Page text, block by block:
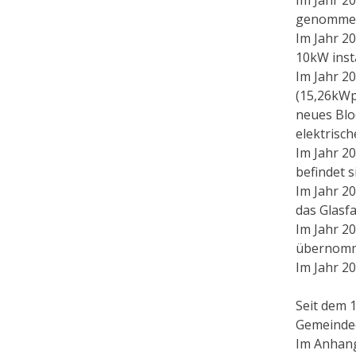
Im Jahr
10kW
Im Jahr
neues
Im Jahr
befindet
Im Jahr
das
Im Jahr
Im Jahr
Seit dem
Im